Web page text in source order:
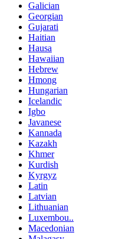
Galician
Georgian
Gujarati
Haitian
Hausa
Hawaiian
Hebrew
Hmong
Hungarian
Icelandic
Igbo
Javanese
Kannada
Kazakh
Khmer
Kurdish
Kyrgyz
Latin
Latvian
Lithuanian
Luxembou..
Macedonian